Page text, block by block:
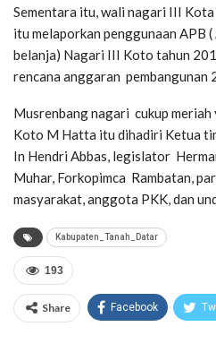
Sementara itu, wali nagari III
itu melaporkan penggunaan APB
belanja) Nagari III Koto tahun
rencana anggaran pembangunan
Musrenbang nagari cukup
Koto M Hatta itu dihadiri Ketua
In Hendri Abbas, legislator
Muhar, Forkopimca Rambatan,
masyarakat, anggota PKK, dan
Kabupaten_Tanah_Datar
193
Share Facebook